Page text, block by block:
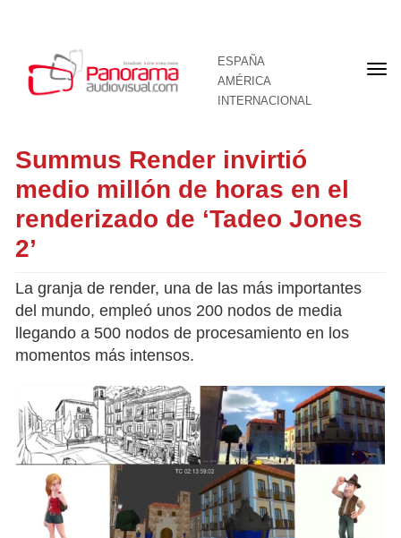
ESPAÑA
AMÉRICA
INTERNACIONAL
Summus Render invirtió
medio millón de horas en el
renderizado de ‘Tadeo Jones
2’
La granja de render, una de las más importantes
del mundo, empleó unos 200 nodos de media
llegando a 500 nodos de procesamiento en los
momentos más intensos.